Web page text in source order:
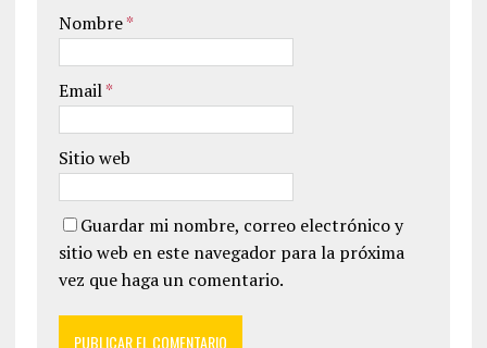
Nombre*
Email*
Sitio web
Guardar mi nombre, correo electrónico y
sitio web en este navegador para la próxima
vez que haga un comentario.